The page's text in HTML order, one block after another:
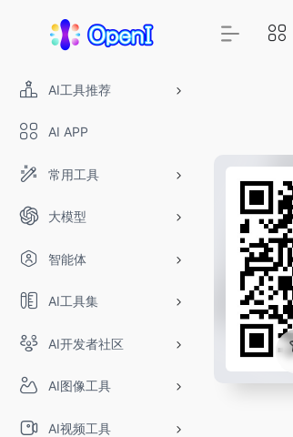
AI工具推荐
AI APP
常用工具
大模型
智能体
AI工具集
AI开发者社区
AI图像工具
AI视频工具